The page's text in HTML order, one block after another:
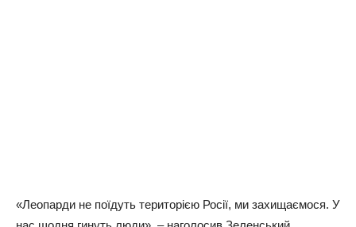
«Леопарди не поїдуть територією Росії, ми захищаємося. У